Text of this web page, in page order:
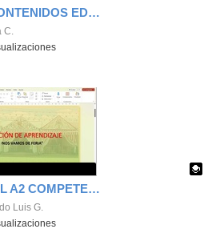
CREACIÓN CONTENIDOS EDUCATIVOS
TAREA 6 NIVEL A2 COMPETENCIA DIGITAL
Luis G.